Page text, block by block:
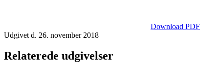
Download PDF
Udgivet d. 26. november 2018
Relaterede udgivelser